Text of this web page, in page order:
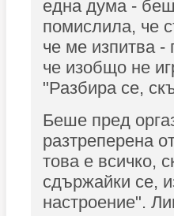
една дума -
помислила, че
че ме изпитва -
че изобщо не
"Разбира се,
Беше пред
разтреперена
това е всичко,
сдържайки се,
настроение".